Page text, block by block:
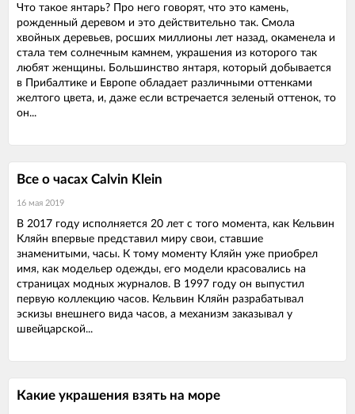
Что такое янтарь? Про него говорят, что это камень,
рожденный деревом и это действительно так. Смола
хвойных деревьев, росших миллионы лет назад, окаменела и
стала тем солнечным камнем, украшения из которого так
любят женщины. Большинство янтаря, который добывается
в Прибалтике и Европе обладает различными оттенками
желтого цвета, и, даже если встречается зеленый оттенок, то
он...
Все о часах Calvin Klein
16 мая 2019
В 2017 году исполняется 20 лет с того момента, как Кельвин
Кляйн впервые представил миру свои, ставшие
знаменитыми, часы. К тому моменту Кляйн уже приобрел
имя, как модельер одежды, его модели красовались на
страницах модных журналов. В 1997 году он выпустил
первую коллекцию часов. Кельвин Кляйн разрабатывал
эскизы внешнего вида часов, а механизм заказывал у
швейцарской...
Какие украшения взять на море